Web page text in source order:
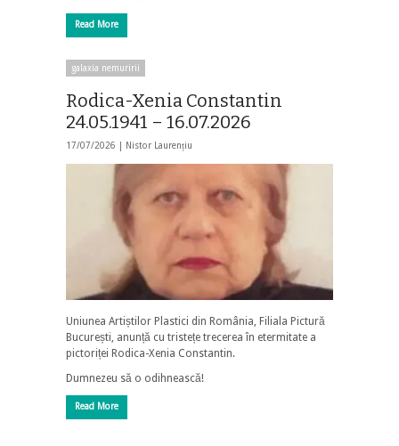
Read More
galaxia nemuririi
Rodica-Xenia Constantin
24.05.1941 – 16.07.2026
17/07/2026 | Nistor Laurențiu
Uniunea Artiștilor Plastici din România, Filiala Pictură
București, anunță cu tristețe trecerea în etermitate a
pictoriței Rodica-Xenia Constantin.
Dumnezeu să o odihnească!
Read More